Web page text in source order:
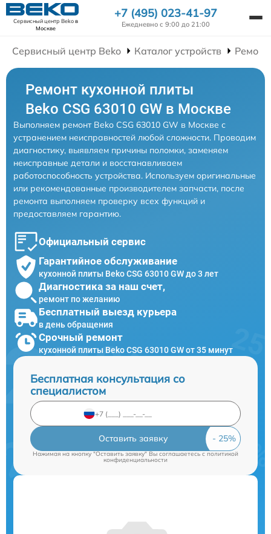
Сервисный центр Bekoв
Москве
+7 (495) 023-41-97
Ежедневно с 9:00 до 21:00
Сервисный центр Beko Каталог устройств
Ремонт кухонной плиты
Beko CSG 63010 GW в Москве
Выполняем ремонт Beko CSG 63010 GW в Москве с
устранением неисправностей любой сложности. Проводим
диагностику, выявляем причины поломки, заменяем
неисправные детали и восстанавливаем
работоспособность устройства. Используем оригинальные
или рекомендованные производителем запчасти, после
ремонта выполняем проверку всех функций и
предоставляем гарантию.
Официальный сервис
Гарантийное обслуживание
кухонной плиты Beko CSG 63010 GW до 3 лет
Диагностика за наш счет,
ремонт по желанию
Бесплатный выезд курьера
в день обращения
Срочный ремонт
кухонной плиты Beko CSG 63010 GW от 35 минут
Бесплатная консультация со
специалистом
Оставить заявку
Нажимая на кнопку "Оставить заявку" Вы соглашаетесь c политикой
конфиденциальности